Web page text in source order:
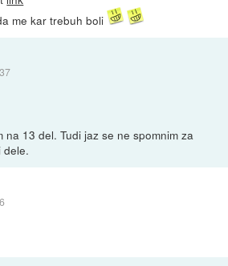
me kar trebuh boli
na 13 del. Tudi jaz se ne spomnim za
dele.